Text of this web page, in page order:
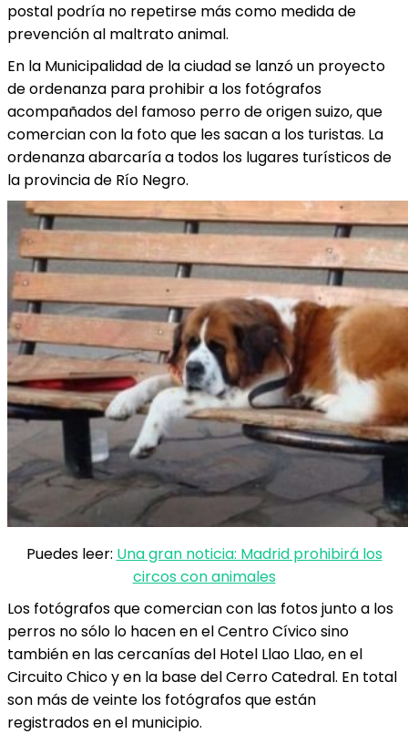
postal podría no repetirse más como medida de
prevención al maltrato animal.
En la Municipalidad de la ciudad se lanzó un proyecto
de ordenanza para prohibir a los fotógrafos
acompañados del famoso perro de origen suizo, que
comercian con la foto que les sacan a los turistas. La
ordenanza abarcaría a todos los lugares turísticos de
la provincia de Río Negro.
Puedes leer: Una gran noticia: Madrid prohibirá los
circos con animales
Los fotógrafos que comercian con las fotos junto a los
perros no sólo lo hacen en el Centro Cívico sino
también en las cercanías del Hotel Llao Llao, en el
Circuito Chico y en la base del Cerro Catedral. En total
son más de veinte los fotógrafos que están
registrados en el municipio.